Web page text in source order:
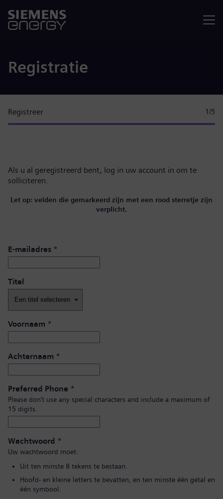
Registratie
Registreer 1 /5
Als u al geregistreerd bent, log in uw account in om te
solliciteren.
Let op: velden die gemarkeerd zijn met een rood sterretje zijn
verplicht.
E-mailadres *
Titel
Voornaam *
Achternaam *
Preferred Phone *
Please don’t use any special characters and include a maximum of
15 digits.
Wachtwoord *
Uw wachtwoord moet:
Uit ten minste 8 tekens te bestaan.
Hoofd- en kleine letters te bevatten, en ten minste één getal en
één symbool.